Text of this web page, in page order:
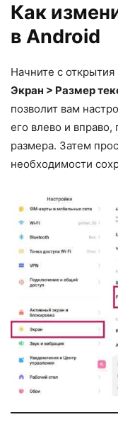
Как
в Android
Начните с
Экран > Размер
позволит вам
его влево и
размера. Затем
необходимости